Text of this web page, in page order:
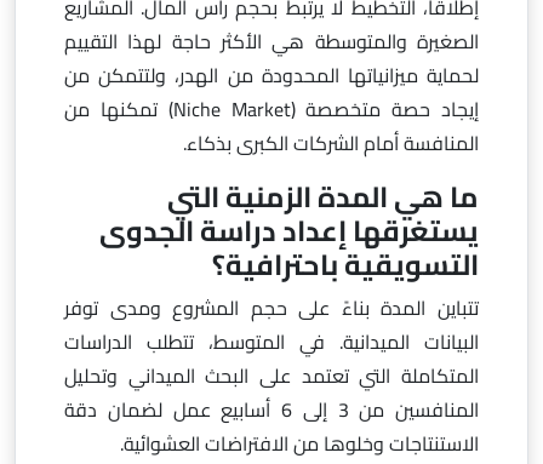
إطلاقاً، التخطيط لا يرتبط بحجم رأس المال. المشاريع
الصغيرة والمتوسطة هي الأكثر حاجة لهذا التقييم
لحماية ميزانياتها المحدودة من الهدر، ولتتمكن من
إيجاد حصة متخصصة (Niche Market) تمكنها من
المنافسة أمام الشركات الكبرى بذكاء.
ما هي المدة الزمنية التي
يستغرقها إعداد دراسة الجدوى
التسويقية باحترافية؟
تتباين المدة بناءً على حجم المشروع ومدى توفر
البيانات الميدانية. في المتوسط، تتطلب الدراسات
المتكاملة التي تعتمد على البحث الميداني وتحليل
المنافسين من 3 إلى 6 أسابيع عمل لضمان دقة
الاستنتاجات وخلوها من الافتراضات العشوائية.